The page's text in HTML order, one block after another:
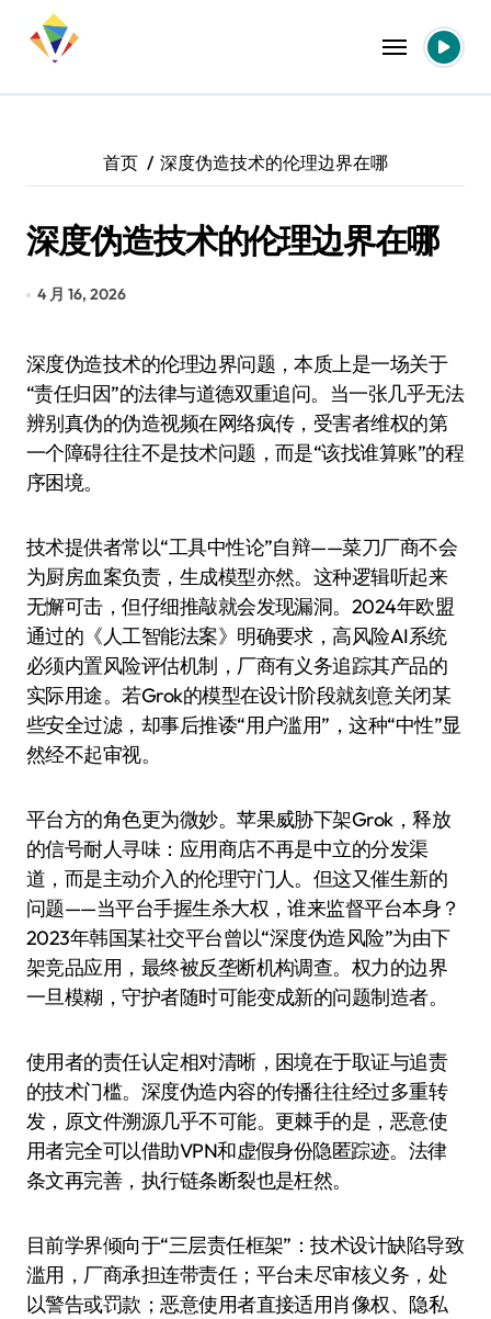
首页 深度伪造技术的伦理边界在哪
深度伪造技术的伦理边界在哪
4 月 16, 2026
深度伪造技术的伦理边界问题，本质上是一场关于
“责任归因”的法律与道德双重追问。当一张几乎无法
辨别真伪的伪造视频在网络疯传，受害者维权的第
一个障碍往往不是技术问题，而是“该找谁算账”的程
序困境。
技术提供者常以“工具中性论”自辩——菜刀厂商不会
为厨房血案负责，生成模型亦然。这种逻辑听起来
无懈可击，但仔细推敲就会发现漏洞。2024年欧盟
通过的《人工智能法案》明确要求，高风险AI系统
必须内置风险评估机制，厂商有义务追踪其产品的
实际用途。若Grok的模型在设计阶段就刻意关闭某
些安全过滤，却事后推诿“用户滥用”，这种“中性”显
然经不起审视。
平台方的角色更为微妙。苹果威胁下架Grok，释放
的信号耐人寻味：应用商店不再是中立的分发渠
道，而是主动介入的伦理守门人。但这又催生新的
问题——当平台手握生杀大权，谁来监督平台本身？
2023年韩国某社交平台曾以“深度伪造风险”为由下
架竞品应用，最终被反垄断机构调查。权力的边界
一旦模糊，守护者随时可能变成新的问题制造者。
使用者的责任认定相对清晰，困境在于取证与追责
的技术门槛。深度伪造内容的传播往往经过多重转
发，原文件溯源几乎不可能。更棘手的是，恶意使
用者完全可以借助VPN和虚假身份隐匿踪迹。法律
条文再完善，执行链条断裂也是枉然。
目前学界倾向于“三层责任框架”：技术设计缺陷导致
滥用，厂商承担连带责任；平台未尽审核义务，处
以警告或罚款；恶意使用者直接适用肖像权、隐私